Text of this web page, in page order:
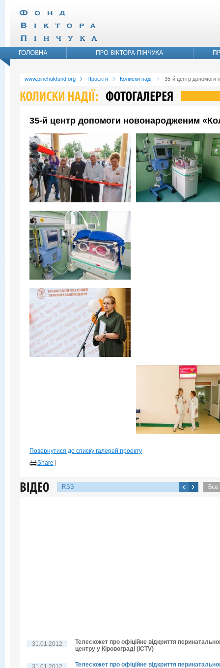
www.pinchukfund.org Проєкти Колиски надії 35-й центр допомоги
35-й центр допомоги новонародженим
Повернутися до списку галерей проекту
Share
RSS
31.01.2012
Телесюжет про офіційне відкриття
центру у Кіровограді (ICTV)
31.01.2012
Телесюжет про офіційне відкриття